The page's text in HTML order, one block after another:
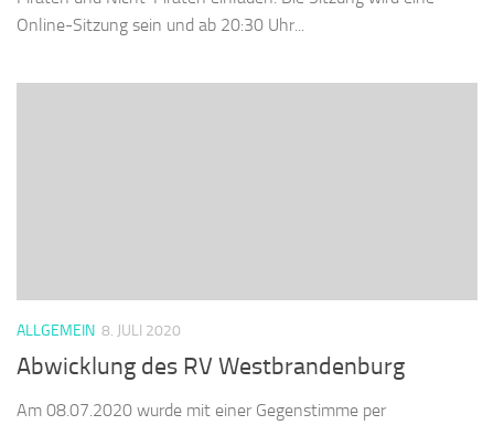
Online-Sitzung sein und ab 20:30 Uhr...
ALLGEMEIN 8. JULI 2020
Abwicklung des RV Westbrandenburg
Am 08.07.2020 wurde mit einer Gegenstimme per